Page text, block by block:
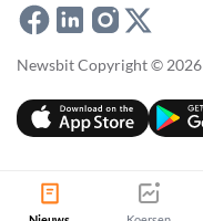
Newsbit Copyright © 2026